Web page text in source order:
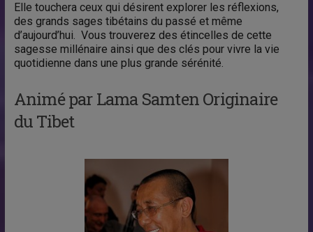
Elle touchera ceux qui désirent explorer les réflexions,
des grands sages tibétains du passé et même
d’aujourd’hui. Vous trouverez des étincelles de cette
sagesse millénaire ainsi que des clés pour vivre la vie
quotidienne dans une plus grande sérénité.
Animé par Lama Samten Originaire
du Tibet